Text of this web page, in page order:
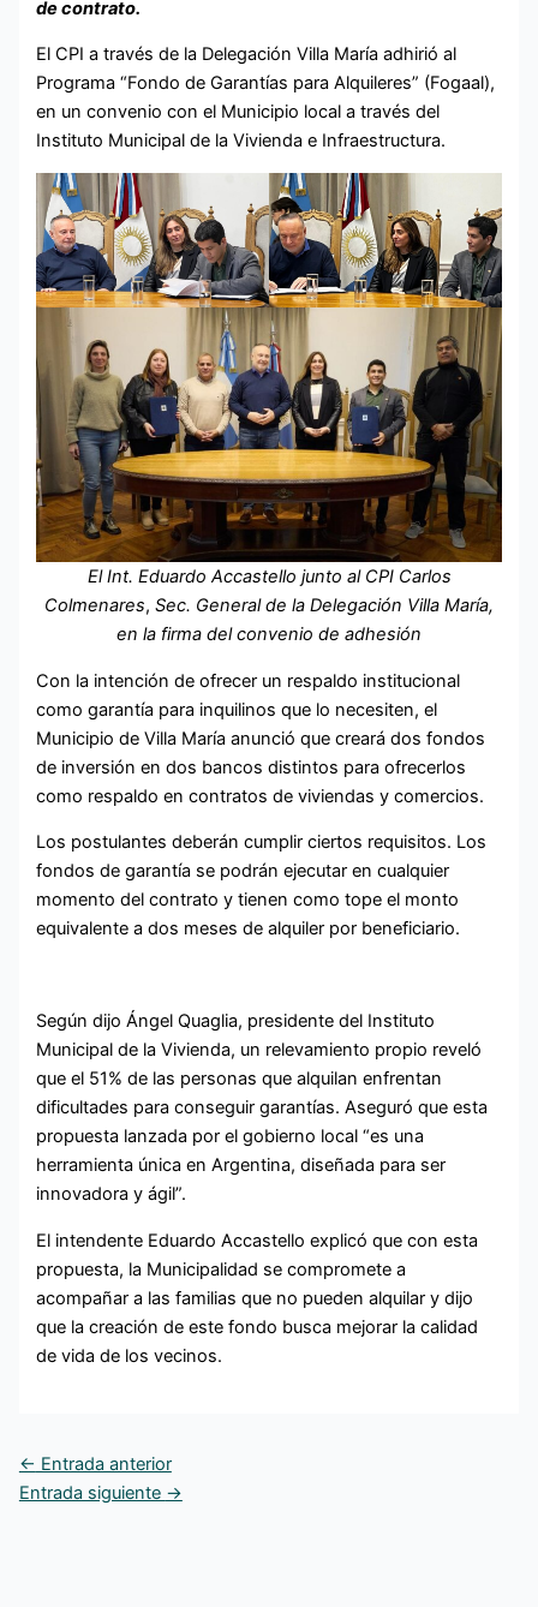
de contrato.
El CPI a través de la Delegación Villa María adhirió al
Programa “Fondo de Garantías para Alquileres” (Fogaal),
en un convenio con el Municipio local a través del
Instituto Municipal de la Vivienda e Infraestructura.
El Int. Eduardo Accastello junto al CPI Carlos
Colmenares, Sec. General de la Delegación Villa María,
en la firma del convenio de adhesión
Con la intención de ofrecer un respaldo institucional
como garantía para inquilinos que lo necesiten, el
Municipio de Villa María anunció que creará dos fondos
de inversión en dos bancos distintos para ofrecerlos
como respaldo en contratos de viviendas y comercios.
Los postulantes deberán cumplir ciertos requisitos. Los
fondos de garantía se podrán ejecutar en cualquier
momento del contrato y tienen como tope el monto
equivalente a dos meses de alquiler por beneficiario.
Según dijo Ángel Quaglia, presidente del Instituto
Municipal de la Vivienda, un relevamiento propio reveló
que el 51% de las personas que alquilan enfrentan
dificultades para conseguir garantías. Aseguró que esta
propuesta lanzada por el gobierno local “es una
herramienta única en Argentina, diseñada para ser
innovadora y ágil”.
El intendente Eduardo Accastello explicó que con esta
propuesta, la Municipalidad se compromete a
acompañar a las familias que no pueden alquilar y dijo
que la creación de este fondo busca mejorar la calidad
de vida de los vecinos.
← Entrada anterior
Entrada siguiente →